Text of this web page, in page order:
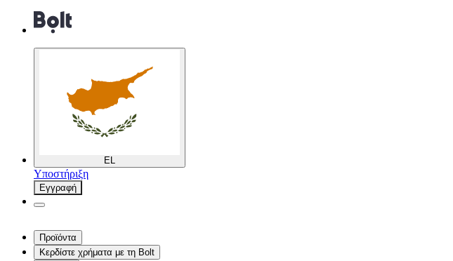
EL
Υποστήριξη
Εγγραφή
Προϊόντα
Κερδίστε χρήματα με τη Bolt